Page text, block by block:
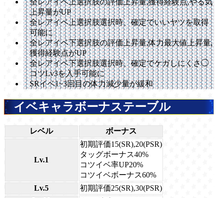
全レアイベ上選択肢の評価上昇量,獲得経験点,やる気
上昇量がUP
全レアイベ上選択肢選択時、確定でいいヤツを取得
可能に
全レアイベ下選択肢の評価上昇量,体力最大値上昇量,
獲得経験点がUP
全レアイベ下選択肢選択時、確定でケガしにくさ◯
コツLv3を入手可能に
SRイベ1~3回目の体力減少量が緩和
イベキャラボーナステーブル
レベル ボーナス
Lv.1
初期評価15(SR),20(PSR)
タッグボーナス40%
コツイベ率UP20%
コツイベボーナス60%
Lv.5
初期評価25(SR),30(PSR)